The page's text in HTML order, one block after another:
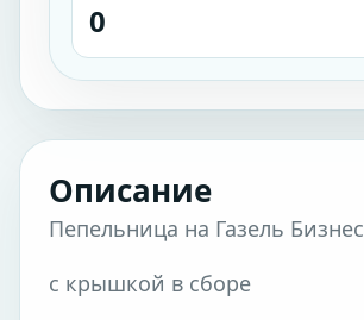
0
Описание
Пепельница на Газель Бизнес
с крышкой в сборе